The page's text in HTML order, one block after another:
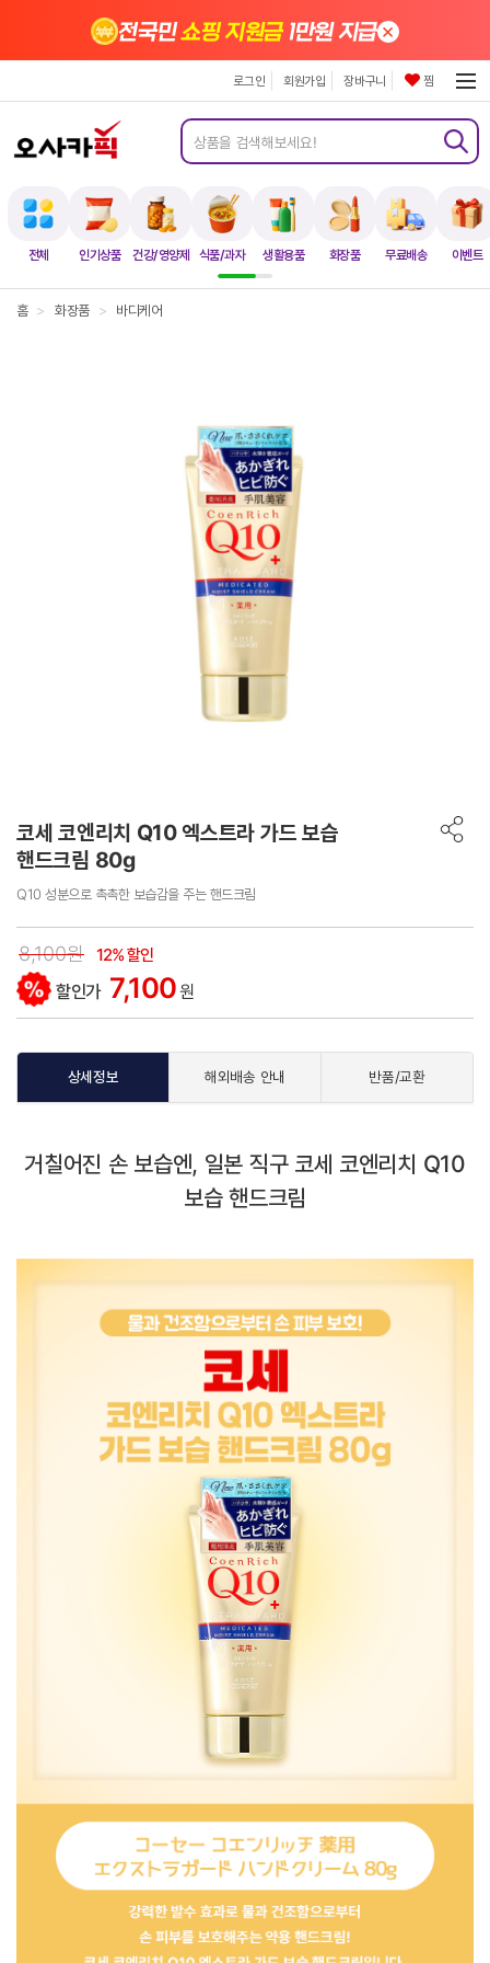
전체 인기상품 건강/영양제 식품/과자 생활용품 화장품 무료배송 이벤트
전국민쇼핑 지원금1만원 지급×
로그인 회원가입 장바구니 찜
홈 > 화장품 > 바디케어
코세 코엔리치 Q10 엑스트라 가드 보습
핸드크림 80g
Q10 성분으로 촉촉한 보습감을 주는 핸드크림
8,100원 12% 할인
할인가 7,100원
상세정보 해외배송 안내 반품/교환
거칠어진 손 보습엔, 일본 직구 코세 코엔리치 Q10
보습 핸드크림